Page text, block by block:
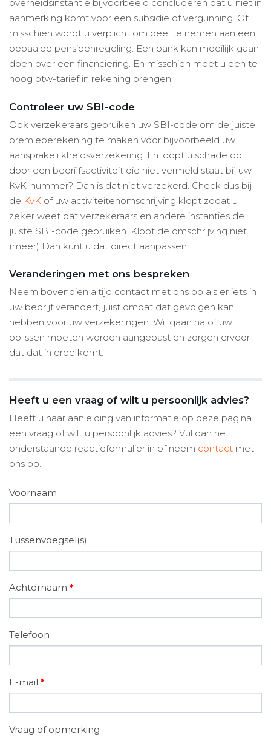
overheidsinstantie bijvoorbeeld concluderen dat u niet in
aanmerking komt voor een subsidie of vergunning. Of
misschien wordt u verplicht om deel te nemen aan een
bepaalde pensioenregeling. Een bank kan moeilijk gaan
doen over een financiering. En misschien moet u een te
hoog btw-tarief in rekening brengen.
Controleer uw SBI-code
Ook verzekeraars gebruiken uw SBI-code om de juiste
premieberekening te maken voor bijvoorbeeld uw
aansprakelijkheidsverzekering. En loopt u schade op
door een bedrijfsactiviteit die niet vermeld staat bij uw
KvK-nummer? Dan is dat niet verzekerd. Check dus bij
de KvK of uw activiteitenomschrijving klopt zodat u
zeker weet dat verzekeraars en andere instanties de
juiste SBI-code gebruiken. Klopt de omschrijving niet
(meer) Dan kunt u dat direct aanpassen.
Veranderingen met ons bespreken
Neem bovendien altijd contact met ons op als er iets in
uw bedrijf verandert, juist omdat dat gevolgen kan
hebben voor uw verzekeringen. Wij gaan na of uw
polissen moeten worden aangepast en zorgen ervoor
dat dat in orde komt.
Heeft u een vraag of wilt u persoonlijk advies?
Heeft u naar aanleiding van informatie op deze pagina
een vraag of wilt u persoonlijk advies? Vul dan het
onderstaande reactieformulier in of neem contact met
ons op.
Voornaam
Tussenvoegsel(s)
Achternaam *
Telefoon
E-mail *
Vraag of opmerking